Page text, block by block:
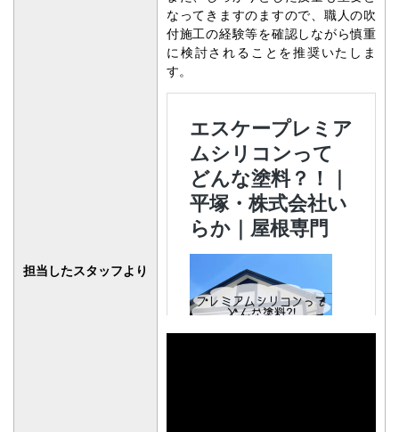
担当したスタッフより
なってきますのますので、職人の吹
付施工の経験等を確認しながら慎重
に検討されることを推奨いたしま
す。